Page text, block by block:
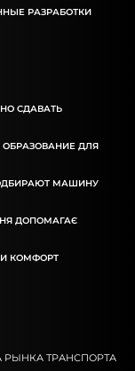
РАЗРАБОТКИ
СДАВАТЬ
ОБРАЗОВАНИЕ ДЛЯ
МАШИНУ
ДОПОМАГАЄ
КОМФОРТ
ТРАНСПОРТА